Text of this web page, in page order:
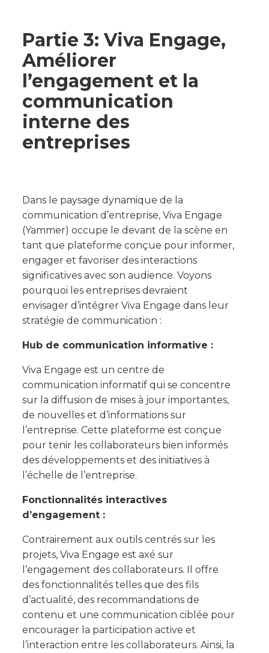
Partie 3: Viva Engage,
Améliorer
l’engagement et la
communication
interne des
entreprises
Dans le paysage dynamique de la
communication d’entreprise, Viva Engage
(Yammer) occupe le devant de la scène en
tant que plateforme conçue pour informer,
engager et favoriser des interactions
significatives avec son audience. Voyons
pourquoi les entreprises devraient
envisager d’intégrer Viva Engage dans leur
stratégie de communication :
Hub de communication informative :
Viva Engage est un centre de
communication informatif qui se concentre
sur la diffusion de mises à jour importantes,
de nouvelles et d’informations sur
l’entreprise. Cette plateforme est conçue
pour tenir les collaborateurs bien informés
des développements et des initiatives à
l’échelle de l’entreprise.
Fonctionnalités interactives
d’engagement :
Contrairement aux outils centrés sur les
projets, Viva Engage est axé sur
l’engagement des collaborateurs. Il offre
des fonctionnalités telles que des fils
d’actualité, des recommandations de
contenu et une communication ciblée pour
encourager la participation active et
l’interaction entre les collaborateurs. Ainsi, la